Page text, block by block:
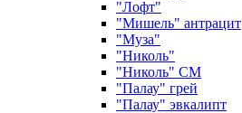
"Лофт"
"Мишель" антрацит
"Муза"
"Николь"
"Николь" СМ
"Палау" грей
"Палау" эвкалипт